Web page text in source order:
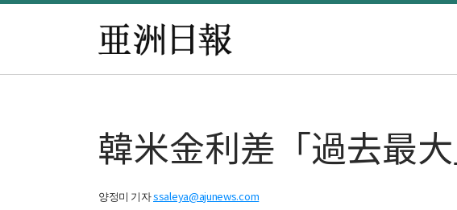
韓米金利差「過去最
양정미 기자ssaleya@ajunews.com